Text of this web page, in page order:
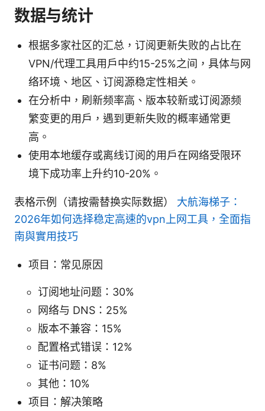
数据与统计
根据多家社区的汇总，订阅更新失败的占比在
VPN/代理工具用户中约15-25%之间，具体与网
络环境、地区、订阅源稳定性相关。
在分析中，刷新频率高、版本较新或订阅源频
繁变更的用户，遇到更新失败的概率通常更
高。
使用本地缓存或离线订阅的用户在网络受限环
境下成功率上升约10-20%。
表格示例（请按需替换实际数据） 大航海梯子：
2026年如何选择稳定高速的vpn上网工具，全面指
南與實用技巧
项目：常见原因
订阅地址问题：30%
网络与 DNS：25%
版本不兼容：15%
配置格式错误：12%
证书问题：8%
其他：10%
项目：解决策略